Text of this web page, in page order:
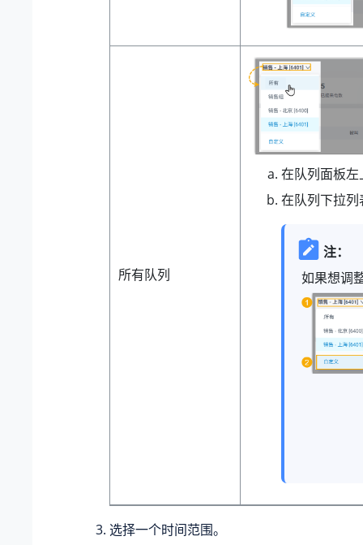
所有队列
在队列面板
在队列下拉
注：
如果想调
选择一个时间范围。